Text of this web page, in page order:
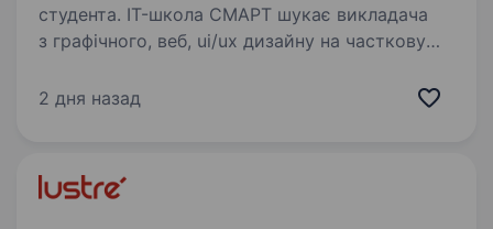
студента. IT-школа СМАРТ шукає викладача
з графічного, веб, ui/ux дизайну на часткову
Що ми пропонуємо: роботу зі зручним
2 дня назад